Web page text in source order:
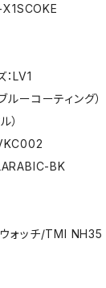
：LV1
ルーコーティング）
）
BK
ウォッチ/TMI NH35